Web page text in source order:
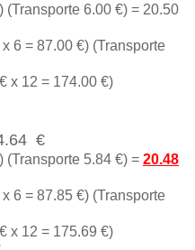
6.00 €) = 20.50
6 = 87.00 €) (Transporte
x 12 = 174.00 €)
€
(Transporte 5.84 €) = 20.48
6 = 87.85 €) (Transporte
x 12 = 175.69 €)